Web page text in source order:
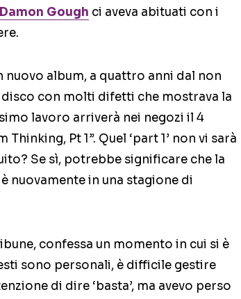
Damon Gough ci aveva abituati con i
nuovo album, a quattro anni dal non
disco con molti difetti che mostrava la
lavoro arriverà nei negozi il 4
Pt 1”. Quel ‘part 1’ non vi sarà
Se sì, potrebbe significare che la
è nuovamente in una stagione di
confessa un momento in cui si è
sono personali, è difficile gestire
di dire ‘basta’, ma avevo perso